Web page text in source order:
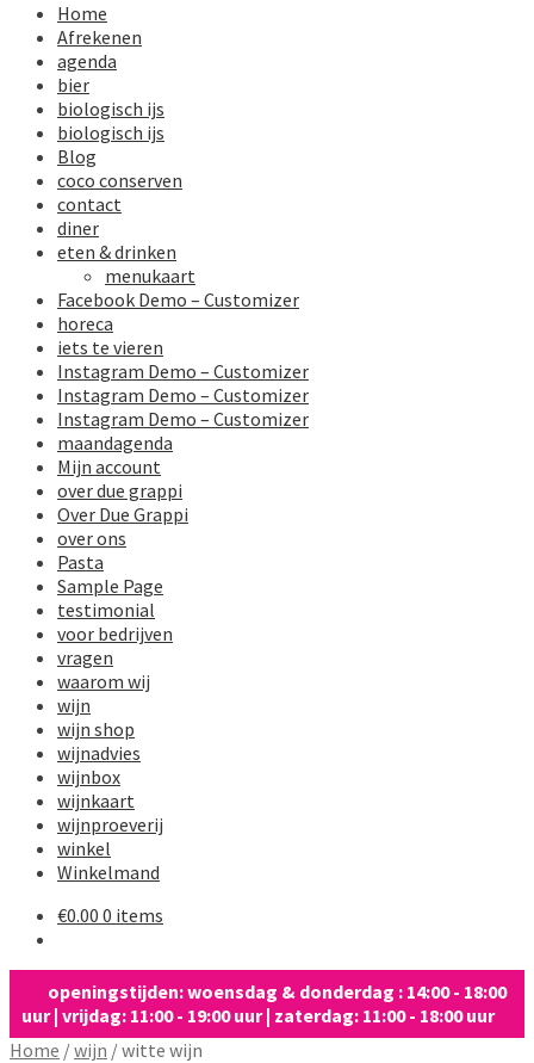
Home
Afrekenen
agenda
bier
biologisch ijs
biologisch ijs
Blog
coco conserven
contact
diner
eten & drinken
menukaart
Facebook Demo – Customizer
horeca
iets te vieren
Instagram Demo – Customizer
Instagram Demo – Customizer
Instagram Demo – Customizer
maandagenda
Mijn account
over due grappi
Over Due Grappi
over ons
Pasta
Sample Page
testimonial
voor bedrijven
vragen
waarom wij
wijn
wijn shop
wijnadvies
wijnbox
wijnkaart
wijnproeverij
winkel
Winkelmand
€0.00 0 items
openingstijden: woensdag & donderdag : 14:00 - 18:00
uur | vrijdag: 11:00 - 19:00 uur | zaterdag: 11:00 - 18:00 uur
Home /wijn /witte wijn